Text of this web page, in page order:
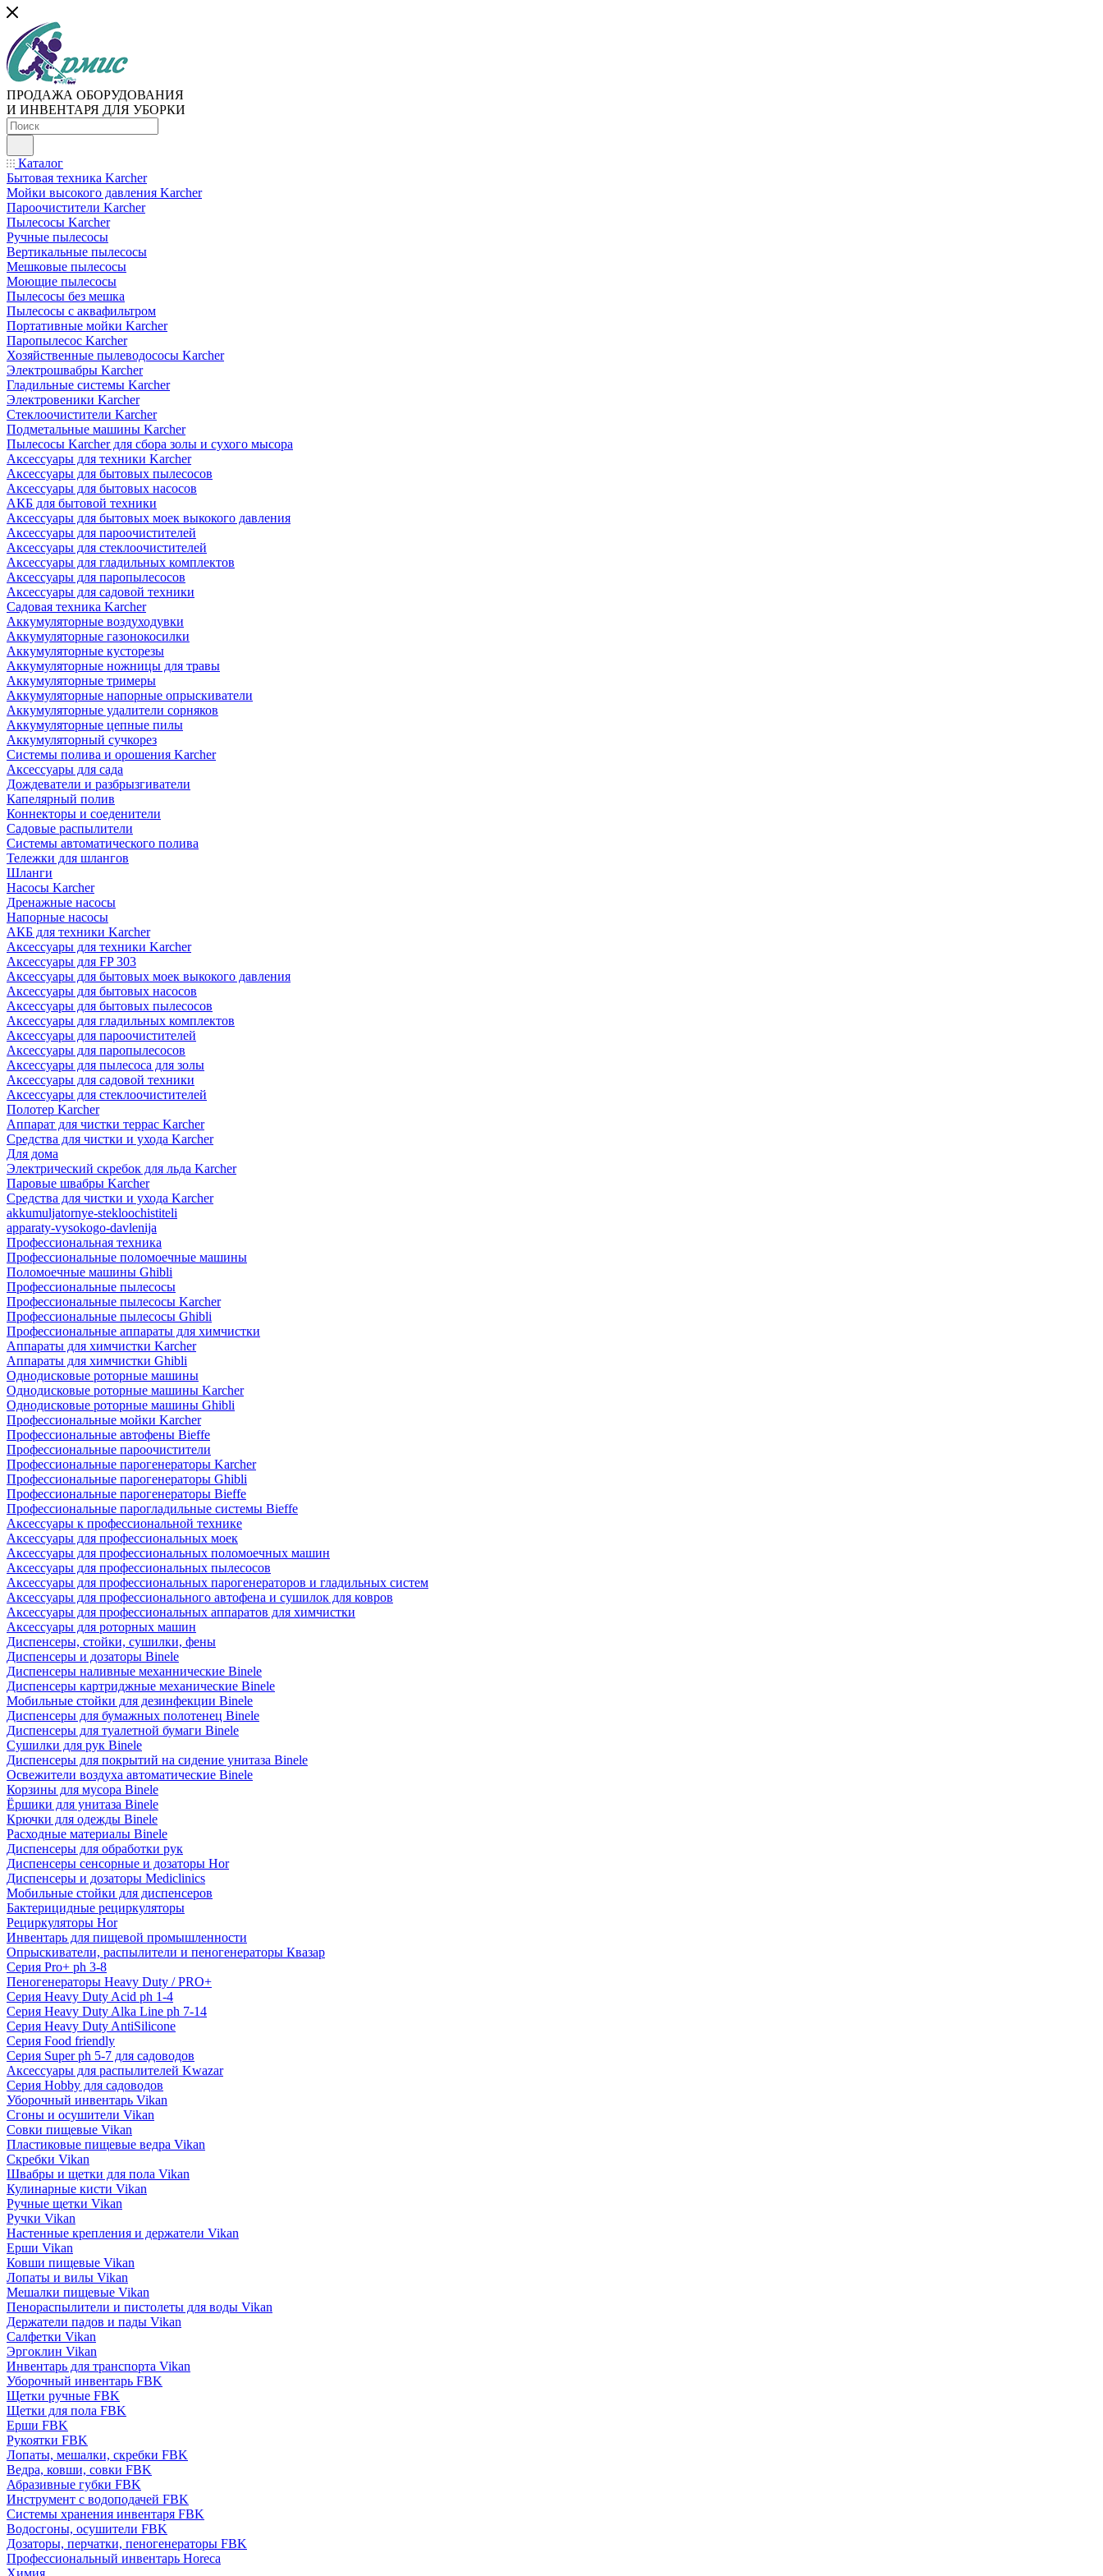
ПРОДАЖА ОБОРУДОВАНИЯ
И ИНВЕНТАРЯ ДЛЯ УБОРКИ
Каталог
Бытовая техника Karcher
Мойки высокого давления Karcher
Пароочистители Karcher
Пылесосы Karcher
Ручные пылесосы
Вертикальные пылесосы
Мешковые пылесосы
Моющие пылесосы
Пылесосы без мешка
Пылесосы с аквафильтром
Портативные мойки Karcher
Паропылесос Karcher
Хозяйственные пылеводососы Karcher
Электрошвабры Karcher
Гладильные системы Karcher
Электровеники Karcher
Стеклоочистители Karcher
Подметальные машины Karcher
Пылесосы Karcher для сбора золы и сухого мысора
Аксессуары для техники Karcher
Аксессуары для бытовых пылесосов
Аксессуары для бытовых насосов
АКБ для бытовой техники
Аксессуары для бытовых моек выкокого давления
Аксессуары для пароочистителей
Аксессуары для стеклоочистителей
Аксессуары для гладильных комплектов
Аксессуары для паропылесосов
Аксессуары для садовой техники
Садовая техника Karcher
Аккумуляторные воздуходувки
Аккумуляторные газонокосилки
Аккумуляторные кусторезы
Аккумуляторные ножницы для травы
Аккумуляторные тримеры
Аккумуляторные напорные опрыскиватели
Аккумуляторные удалители сорняков
Аккумуляторные цепные пилы
Аккумуляторный сучкорез
Системы полива и орошения Karcher
Аксессуары для сада
Дождеватели и разбрызгиватели
Капелярный полив
Коннекторы и соеденители
Садовые распылители
Системы автоматического полива
Тележки для шлангов
Шланги
Насосы Karcher
Дренажные насосы
Напорные насосы
АКБ для техники Karcher
Аксессуары для техники Karcher
Аксессуары для FP 303
Аксессуары для бытовых моек выкокого давления
Аксессуары для бытовых насосов
Аксессуары для бытовых пылесосов
Аксессуары для гладильных комплектов
Аксессуары для пароочистителей
Аксессуары для паропылесосов
Аксессуары для пылесоса для золы
Аксессуары для садовой техники
Аксессуары для стеклоочистителей
Полотер Karcher
Аппарат для чистки террас Karcher
Средства для чистки и ухода Karcher
Для дома
Электрический скребок для льда Karcher
Паровые швабры Karcher
Средства для чистки и ухода Karcher
akkumuljatornye-stekloochistiteli
apparaty-vysokogo-davlenija
Профессиональная техника
Профессиональные поломоечные машины
Поломоечные машины Ghibli
Профессиональные пылесосы
Профессиональные пылесосы Karcher
Профессиональные пылесосы Ghibli
Профессиональные аппараты для химчистки
Аппараты для химчистки Karcher
Аппараты для химчистки Ghibli
Однодисковые роторные машины
Однодисковые роторные машины Karcher
Однодисковые роторные машины Ghibli
Профессиональные мойки Karcher
Профессиональные автофены Bieffe
Профессиональные пароочистители
Профессиональные парогенераторы Karcher
Профессиональные парогенераторы Ghibli
Профессиональные парогенераторы Bieffe
Профессиональные парогладильные системы Bieffe
Аксессуары к профессиональной технике
Аксессуары для профессиональных моек
Аксессуары для профессиональных поломоечных машин
Аксессуары для профессиональных пылесосов
Аксессуары для профессиональных парогенераторов и гладильных систем
Аксессуары для профессионального автофена и сушилок для ковров
Аксессуары для профессиональных аппаратов для химчистки
Аксессуары для роторных машин
Диспенсеры, стойки, сушилки, фены
Диспенсеры и дозаторы Binele
Диспенсеры наливные механнические Binele
Диспенсеры картриджные механические Binele
Мобильные стойки для дезинфекции Binele
Диспенсеры для бумажных полотенец Binele
Диспенсеры для туалетной бумаги Binele
Сушилки для рук Binele
Диспенсеры для покрытий на сидение унитаза Binele
Освежители воздуха автоматические Binele
Корзины для мусора Binele
Ёршики для унитаза Binele
Крючки для одежды Binele
Расходные материалы Binele
Диспенсеры для обработки рук
Диспенсеры сенсорные и дозаторы Hor
Диспенсеры и дозаторы Mediclinics
Мобильные стойки для диспенсеров
Бактерицидные рециркуляторы
Рециркуляторы Hor
Инвентарь для пищевой промышленности
Опрыскиватели, распылители и пеногенераторы Квазар
Серия Pro+ ph 3-8
Пеногенераторы Heavy Duty / PRO+
Серия Heavy Duty Acid ph 1-4
Серия Heavy Duty Alka Line ph 7-14
Серия Heavy Duty AntiSilicone
Серия Food friendly
Серия Super ph 5-7 для садоводов
Аксессуары для распылителей Kwazar
Серия Hobby для садоводов
Уборочный инвентарь Vikan
Сгоны и осушители Vikan
Совки пищевые Vikan
Пластиковые пищевые ведра Vikan
Скребки Vikan
Швабры и щетки для пола Vikan
Кулинарные кисти Vikan
Ручные щетки Vikan
Ручки Vikan
Настенные крепления и держатели Vikan
Ерши Vikan
Ковши пищевые Vikan
Лопаты и вилы Vikan
Мешалки пищевые Vikan
Пенораспылители и пистолеты для воды Vikan
Держатели падов и пады Vikan
Салфетки Vikan
Эргоклин Vikan
Инвентарь для транспорта Vikan
Уборочный инвентарь FBK
Щетки ручные FBK
Щетки для пола FBK
Ерши FBK
Рукоятки FBK
Лопаты, мешалки, скребки FBK
Ведра, ковши, совки FBK
Абразивные губки FBK
Инструмент с водоподачей FBK
Системы хранения инвентаря FBK
Водосгоны, осушители FBK
Дозаторы, перчатки, пеногенераторы FBK
Профессиональный инвентарь Horeca
Химия